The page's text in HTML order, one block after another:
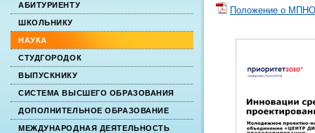
АБИТУРИЕНТУ
ШКОЛЬНИКУ
НАУКА
СТУДГОРОДОК
ВЫПУСКНИКУ
СИСТЕМА ВЫСШЕГО ОБРАЗОВАНИЯ
ДОПОЛНИТЕЛЬНОЕ ОБРАЗОВАНИЕ
МЕЖДУНАРОДНАЯ ДЕЯТЕЛЬНОСТЬ
Положение о МПНО